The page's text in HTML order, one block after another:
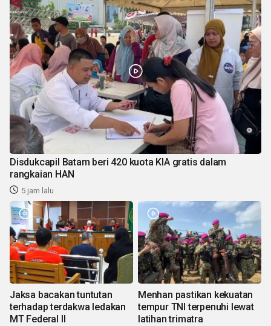
Disdukcapil Batam beri 420 kuota KIA gratis dalam
rangkaian HAN
5 jam lalu
Jaksa bacakan tuntutan
terhadap terdakwa ledakan
MT Federal II
Menhan pastikan kekuatan
tempur TNI terpenuhi lewat
latihan trimatra